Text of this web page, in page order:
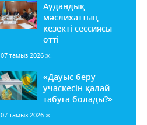
Аудандық
мәслихаттың
кезекті сессиясы
өтті
07 тамыз 2026 ж.
«Дауыс беру
учаскесін қалай
табуға болады?»
07 тамыз 2026 ж.